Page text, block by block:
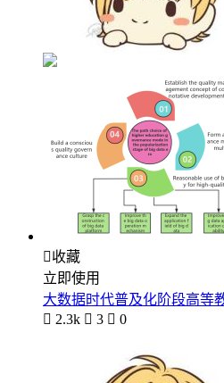
收藏
立即使用
大数据时代普及化阶段高等
 2.3k  3  0